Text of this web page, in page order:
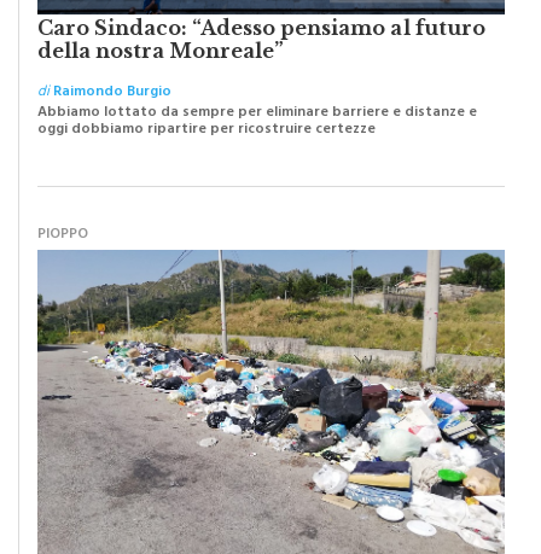
della nostra Monreale”
diRaimondo Burgio
Abbiamo lottato da sempre per eliminare barriere e distanze e
oggi dobbiamo ripartire per ricostruire certezze
I “macellai” abusivi e l’abbandono selvaggio